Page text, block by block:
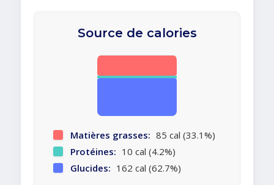
Source de calories
Matières grasses: 85 cal (33.1%)
Protéines: 10 cal (4.2%)
Glucides: 162 cal (62.7%)